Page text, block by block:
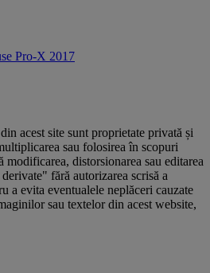
acest site sunt proprietate privată și
sau folosirea în scopuri
distorsionarea sau editarea
fără autorizarea scrisă a
a evita eventualele neplăceri cauzate
sau textelor din acest website,